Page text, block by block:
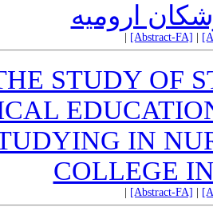
ارومیه
[Abstract-FA]
STUDY OF
IN
COLLEGE
[Abstract-FA]